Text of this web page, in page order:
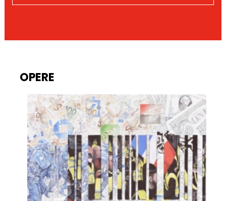
OPERE